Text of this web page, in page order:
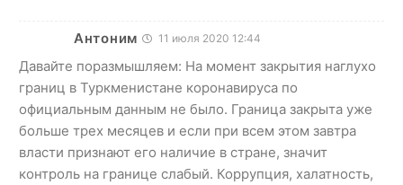
Антоним 11 июля 2020 12:44
Давайте поразмышляем: На момент закрытия наглухо
границ в Туркменистане коронавируса по
официальным данным не было. Граница закрыта уже
больше трех месяцев и если при всем этом завтра
власти признают его наличие в стране, значит
контроль на границе слабый. Коррупция, халатность,